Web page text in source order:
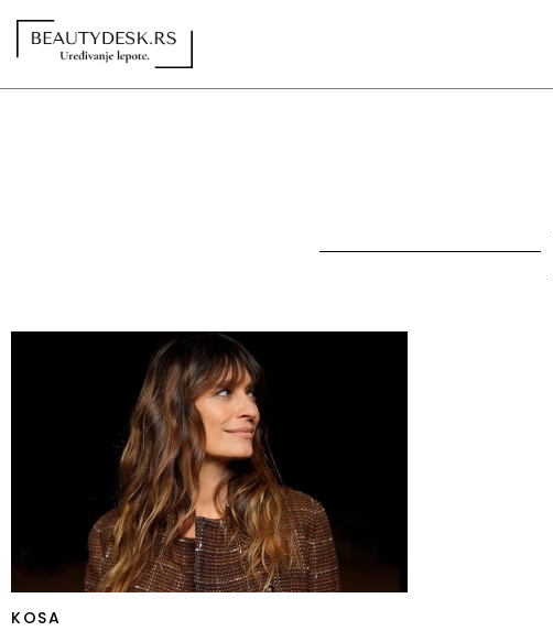
Redakcija
KOSA